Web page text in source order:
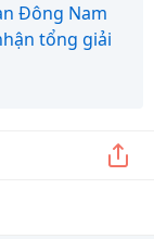
Đông Nam
tổng giải